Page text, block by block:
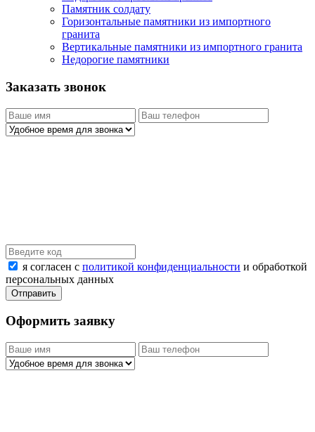
Памятник солдату
Горизонтальные памятники из импортного
гранита
Вертикальные памятники из импортного гранита
Недорогие памятники
Заказать звонок
я согласен с политикой конфиденциальности и обработкой
персональных данных
Оформить заявку